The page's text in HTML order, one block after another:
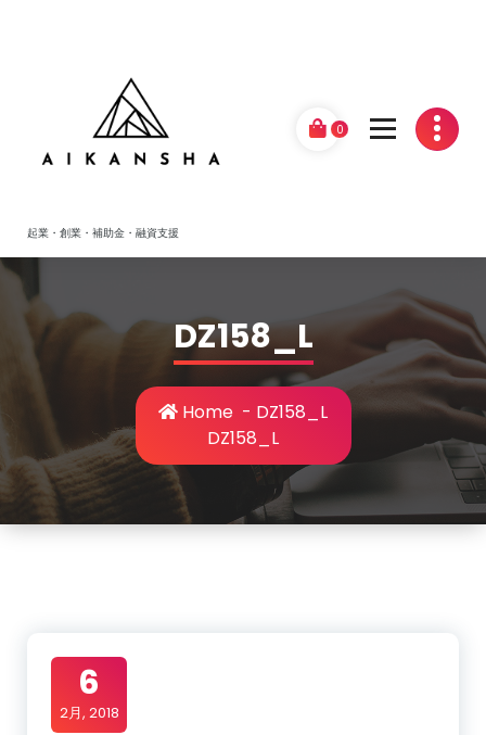
起業・創業・補助金・融資支援
0
DZ158_L
Home - DZ158_L
DZ158_L
6
2月, 2018